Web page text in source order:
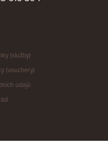
(služby)
(vouchery)
údajů